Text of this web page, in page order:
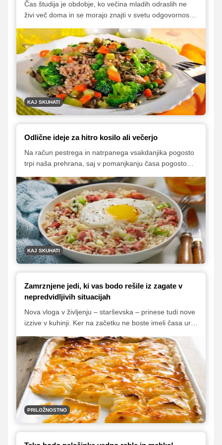
Čas študija je obdobje, ko večina mladih odraslih ne
živi več doma in se morajo znajti v svetu odgovornosti
zdravo prehrano. Študentski boni so lahko odlična
alternativa, vseeno pa je vsake toliko treba poskrbeti
tudi za doma pripravljeno hrano. Kaj si torej lahko
študent v majhni študentski kuhinji na hitro ter zdravo
skuha?
KAJ SKUHATI
Odlične ideje za hitro kosilo ali večerjo
Na račun pestrega in natrpanega vsakdanjika pogosto
trpi naša prehrana, saj v pomanjkanju časa pogosto
trgovinah ali pa si jih naročimo na dom. Vendar ni
treba, da je tako. Če bomo imeli primerno založeno
shrambo in hladilnik, bomo lahko že zgolj v pol ure
pripravili okusno kosilo ali večerjo. Poglejmo si, katera
živila bi morali imeti za hitro pripravo jedi vedno pri roki
in kakšne jedi lahko iz njih na hitro pripravimo.
KAJ SKUHATI
Zamrznjene jedi, ki vas bodo rešile iz zagate v
nepredvidljivih situacijah
Nova vloga v življenju – starševska – prinese tudi nove
izzive v kuhinji. Ker na začetku ne boste imeli časa ure
pripravite jedi in jih zamrznete. Tako ne boste v skrbeh,
ko bodo sorodniki in prijatelji prišli pogledat dojenčka,
prav tako pa tudi vi zaradi pomanjkanja časa ne boste
jedli hitre in nezdrave hrane.
PRILOŽNOSTNO